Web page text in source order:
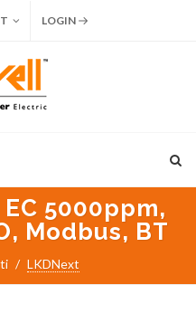
LOGIN
5000ppm,
Modbus, BT
LKDNext